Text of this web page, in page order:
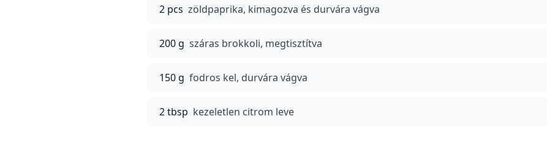
2 pcs zöldpaprika, kimagozva és durvára vágva
200 g száras brokkoli, megtisztítva
150 g fodros kel, durvára vágva
2 tbsp kezeletlen citrom leve